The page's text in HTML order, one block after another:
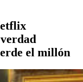
el millón